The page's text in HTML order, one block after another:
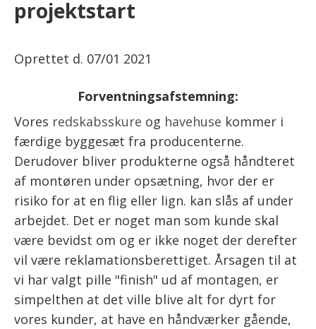
projektstart
Oprettet d. 07/01 2021
Forventningsafstemning:
Vores redskabsskure og havehuse kommer i
færdige byggesæt fra producenterne.
Derudover bliver produkterne også håndteret
af montøren under opsætning, hvor der er
risiko for at en flig eller lign. kan slås af under
arbejdet. Det er noget man som kunde skal
være bevidst om og er ikke noget der derefter
vil være reklamationsberettiget. Årsagen til at
vi har valgt pille "finish" ud af montagen, er
simpelthen at det ville blive alt for dyrt for
vores kunder, at have en håndværker gående,